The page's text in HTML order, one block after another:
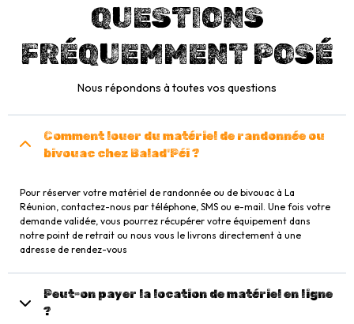
QUESTIONS
FRÉQUEMMENT POSÉ
Nous répondons à toutes vos questions
Comment louer du matériel de randonnée ou
bivouac chez Balad'Péi ?
Pour réserver votre matériel de randonnée ou de bivouac à La
Réunion, contactez-nous par téléphone, SMS ou e-mail. Une fois votre
demande validée, vous pourrez récupérer votre équipement dans
notre point de retrait ou nous vous le livrons directement à une
adresse de rendez-vous
Peut-on payer la location de matériel en ligne
?